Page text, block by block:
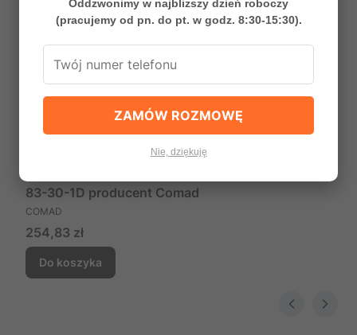
83-30-1D producent Comad
PRODUCENT
COMAD
Cena
254,83 zł
Do koszyka
Oddzwonimy w najbliższy dzień roboczy
(pracujemy od pn. do pt. w godz. 8:30-15:30).
ZAMÓW ROZMOWĘ
Nie, dziękuję